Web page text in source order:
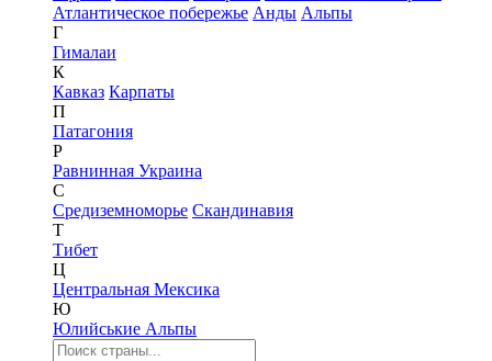
Атлантическое побережье Анды Альпы
Г
Гималаи
К
Кавказ Карпаты
П
Патагония
Р
Равнинная Украина
С
Средиземноморье Скандинавия
Т
Тибет
Ц
Центральная Мексика
Ю
Юлийськие Альпы